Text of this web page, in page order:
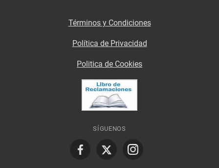
Términos y Condiciones
Política de Privacidad
Politica de Cookies
SÍGUENOS